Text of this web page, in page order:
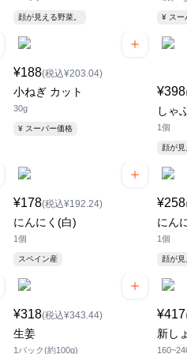
顔が見える野菜。 ¥ ス
¥188(税込¥203.04)
小ねぎ カット
30g
¥ スーパー価格
¥398
しゃ
1個
顔が
¥178(税込¥192.24)
にんにく(白)
1個
スペイン産
¥258
にん
1個
顔が
¥318(税込¥343.44)
生姜
1パック(約100g)
¥417
新し